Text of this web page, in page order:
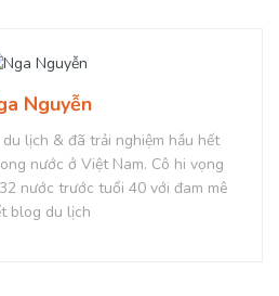
Nguyễn
lịch & đã trải nghiệm hầu hết
nước ở Việt Nam. Cô hi vọng
nước trước tuổi 40 với đam mê
blog du lịch